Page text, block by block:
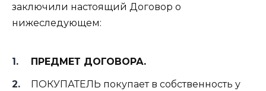
заключили настоящий Договор о
нижеследующем:
ПРЕДМЕТ ДОГОВОРА.
ПОКУПАТЕЛЬ покупает в собственность у